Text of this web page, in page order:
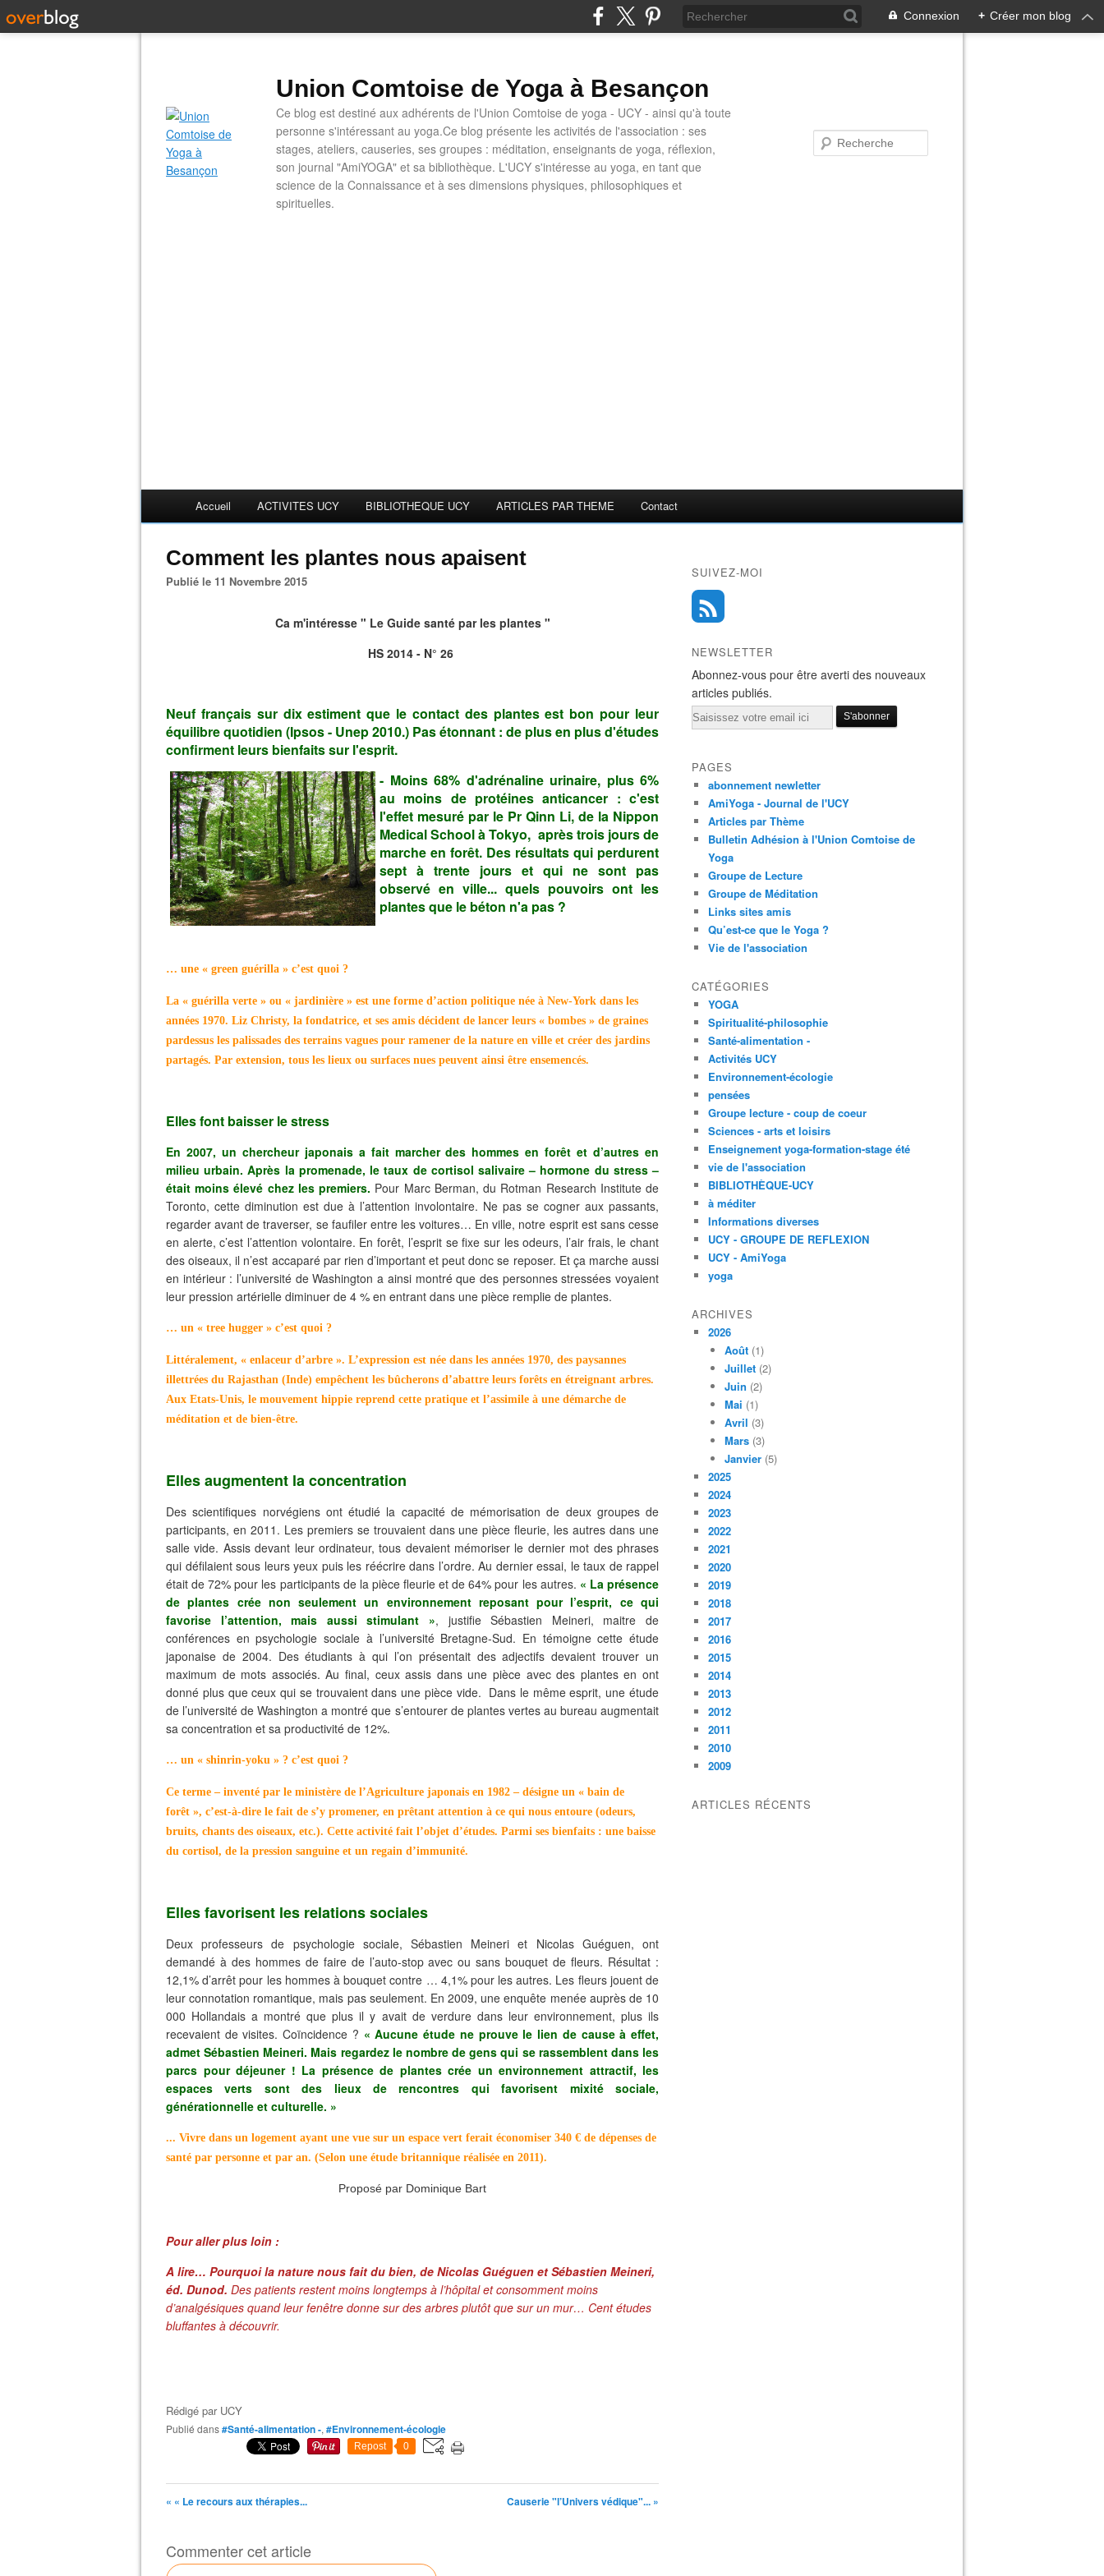
Connexion + Créer mon blog
Union Comtoise de Yoga à Besançon
Ce blog est destiné aux adhérents de l'Union Comtoise de yoga - UCY - ainsi qu'à toute
personne s'intéressant au yoga.Ce blog présente les activités de l'association : ses
stages, ateliers, causeries, ses groupes : méditation, enseignants de yoga, réflexion,
son journal "AmiYOGA" et sa bibliothèque. L'UCY s'intéresse au yoga, en tant que
science de la Connaissance et à ses dimensions physiques, philosophiques et
spirituelles.
Accueil ACTIVITES UCY BIBLIOTHEQUE UCY ARTICLES PAR THEME Contact
Comment les plantes nous apaisent
Publié le 11 Novembre 2015
Ca m'intéresse " Le Guide santé par les plantes "
HS 2014 - N° 26
Neuf français sur dix estiment que le contact des plantes est bon pour leur
équilibre quotidien (Ipsos - Unep 2010.) Pas étonnant : de plus en plus d'études
confirment leurs bienfaits sur l'esprit.
- Moins 68% d'adrénaline urinaire, plus 6%
au moins de protéines anticancer : c'est
l'effet mesuré par le Pr Qinn Li, de la Nippon
Medical School à Tokyo, après trois jours de
marche en forêt. Des résultats qui perdurent
sept à trente jours et qui ne sont pas
observé en ville... quels pouvoirs ont les
plantes que le béton n'a pas ?
… une « green guérilla » c’est quoi ?
La « guérilla verte » ou « jardinière » est une forme d’action politique née à New-York dans les
années 1970. Liz Christy, la fondatrice, et ses amis décident de lancer leurs « bombes » de graines
pardessus les palissades des terrains vagues pour ramener de la nature en ville et créer des jardins
partagés. Par extension, tous les lieux ou surfaces nues peuvent ainsi être ensemencés.
Elles font baisser le stress
En 2007, un chercheur japonais a fait marcher des hommes en forêt et d’autres en
milieu urbain. Après la promenade, le taux de cortisol salivaire – hormone du stress –
était moins élevé chez les premiers. Pour Marc Berman, du Rotman Research Institute de
Toronto, cette diminution est due à l’attention involontaire. Ne pas se cogner aux passants,
regarder avant de traverser, se faufiler entre les voitures… En ville, notre esprit est sans cesse
en alerte, c’est l’attention volontaire. En forêt, l’esprit se fixe sur les odeurs, l’air frais, le chant
des oiseaux, il n’est accaparé par rien d’important et peut donc se reposer. Et ça marche aussi
en intérieur : l’université de Washington a ainsi montré que des personnes stressées voyaient
leur pression artérielle diminuer de 4 % en entrant dans une pièce remplie de plantes.
… un « tree hugger » c’est quoi ?
Littéralement, « enlaceur d’arbre ». L’expression est née dans les années 1970, des paysannes
illettrées du Rajasthan (Inde) empêchent les bûcherons d’abattre leurs forêts en étreignant arbres.
Aux Etats-Unis, le mouvement hippie reprend cette pratique et l’assimile à une démarche de
méditation et de bien-être.
Elles augmentent la concentration
Des scientifiques norvégiens ont étudié la capacité de mémorisation de deux groupes de
participants, en 2011. Les premiers se trouvaient dans une pièce fleurie, les autres dans une
salle vide. Assis devant leur ordinateur, tous devaient mémoriser le dernier mot des phrases
qui défilaient sous leurs yeux puis les réécrire dans l’ordre. Au dernier essai, le taux de rappel
était de 72% pour les participants de la pièce fleurie et de 64% pour les autres. « La présence
de plantes crée non seulement un environnement reposant pour l’esprit, ce qui
favorise l’attention, mais aussi stimulant », justifie Sébastien Meineri, maitre de
conférences en psychologie sociale à l’université Bretagne-Sud. En témoigne cette étude
japonaise de 2004. Des étudiants à qui l’on présentait des adjectifs devaient trouver un
maximum de mots associés. Au final, ceux assis dans une pièce avec des plantes en ont
donné plus que ceux qui se trouvaient dans une pièce vide. Dans le même esprit, une étude
de l’université de Washington a montré que s’entourer de plantes vertes au bureau augmentait
sa concentration et sa productivité de 12%.
… un « shinrin-yoku » ? c’est quoi ?
Ce terme – inventé par le ministère de l’Agriculture japonais en 1982 – désigne un « bain de
forêt », c’est-à-dire le fait de s’y promener, en prêtant attention à ce qui nous entoure (odeurs,
bruits, chants des oiseaux, etc.). Cette activité fait l’objet d’études. Parmi ses bienfaits : une baisse
du cortisol, de la pression sanguine et un regain d’immunité.
Elles favorisent les relations sociales
Deux professeurs de psychologie sociale, Sébastien Meineri et Nicolas Guéguen, ont
demandé à des hommes de faire de l’auto-stop avec ou sans bouquet de fleurs. Résultat :
12,1% d’arrêt pour les hommes à bouquet contre … 4,1% pour les autres. Les fleurs jouent de
leur connotation romantique, mais pas seulement. En 2009, une enquête menée auprès de 10
000 Hollandais a montré que plus il y avait de verdure dans leur environnement, plus ils
recevaient de visites. Coïncidence ? « Aucune étude ne prouve le lien de cause à effet,
admet Sébastien Meineri. Mais regardez le nombre de gens qui se rassemblent dans les
parcs pour déjeuner ! La présence de plantes crée un environnement attractif, les
espaces verts sont des lieux de rencontres qui favorisent mixité sociale,
générationnelle et culturelle. »
... Vivre dans un logement ayant une vue sur un espace vert ferait économiser 340 € de dépenses de
santé par personne et par an. (Selon une étude britannique réalisée en 2011).
Proposé par Dominique Bart
Pour aller plus loin :
A lire… Pourquoi la nature nous fait du bien, de Nicolas Guéguen et Sébastien Meineri,
éd. Dunod. Des patients restent moins longtemps à l’hôpital et consomment moins
d’analgésiques quand leur fenêtre donne sur des arbres plutôt que sur un mur… Cent études
bluffantes à découvrir.
Rédigé par UCY
Publié dans#Santé-alimentation -, #Environnement-écologie
Repost 0
« « Le recours aux thérapies... Causerie "l’Univers védique"... »
Commenter cet article
SUIVEZ-MOI
NEWSLETTER
Abonnez-vous pour être averti des nouveaux
articles publiés.
Email
PAGES
abonnement newletter
AmiYoga - Journal de l'UCY
Articles par Thème
Bulletin Adhésion à l'Union Comtoise de
Yoga
Groupe de Lecture
Groupe de Méditation
Links sites amis
Qu’est-ce que le Yoga ?
Vie de l'association
CATÉGORIES
YOGA
Spiritualité-philosophie
Santé-alimentation -
Activités UCY
Environnement-écologie
pensées
Groupe lecture - coup de coeur
Sciences - arts et loisirs
Enseignement yoga-formation-stage été
vie de l'association
BIBLIOTHÈQUE-UCY
à méditer
Informations diverses
UCY - GROUPE DE REFLEXION
UCY - AmiYoga
yoga
ARCHIVES
2026
Août (1)
Juillet (2)
Juin (2)
Mai (1)
Avril (3)
Mars (3)
Janvier (5)
2025
2024
2023
2022
2021
2020
2019
2018
2017
2016
2015
2014
2013
2012
2011
2010
2009
ARTICLES RÉCENTS